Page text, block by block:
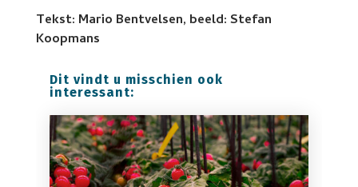
Tekst: Mario Bentvelsen, beeld: Stefan
Koopmans
Dit vindt u misschien ook
interessant: